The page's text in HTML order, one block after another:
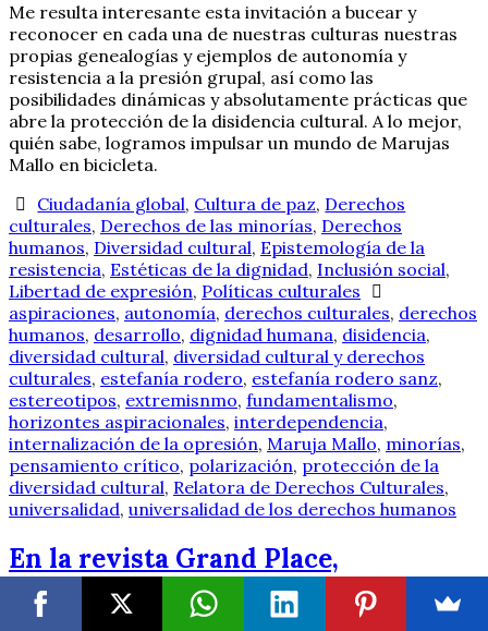
Me resulta interesante esta invitación a bucear y
reconocer en cada una de nuestras culturas nuestras
propias genealogías y ejemplos de autonomía y
resistencia a la presión grupal, así como las
posibilidades dinámicas y absolutamente prácticas que
abre la protección de la disidencia cultural. A lo mejor,
quién sabe, logramos impulsar un mundo de Marujas
Mallo en bicicleta.
Ciudadanía global, Cultura de paz, Derechos
culturales, Derechos de las minorías, Derechos
humanos, Diversidad cultural, Epistemología de la
resistencia, Estéticas de la dignidad, Inclusión social,
Libertad de expresión, Políticas culturales
aspiraciones, autonomía, derechos culturales, derechos
humanos, desarrollo, dignidad humana, disidencia,
diversidad cultural, diversidad cultural y derechos
culturales, estefanía rodero, estefanía rodero sanz,
estereotipos, extremisnmo, fundamentalismo,
horizontes aspiracionales, interdependencia,
internalización de la opresión, Maruja Mallo, minorías,
pensamiento crítico, polarización, protección de la
diversidad cultural, Relatora de Derechos Culturales,
universalidad, universalidad de los derechos humanos
En la revista Grand Place,
Cortafuegos frente al odio y la